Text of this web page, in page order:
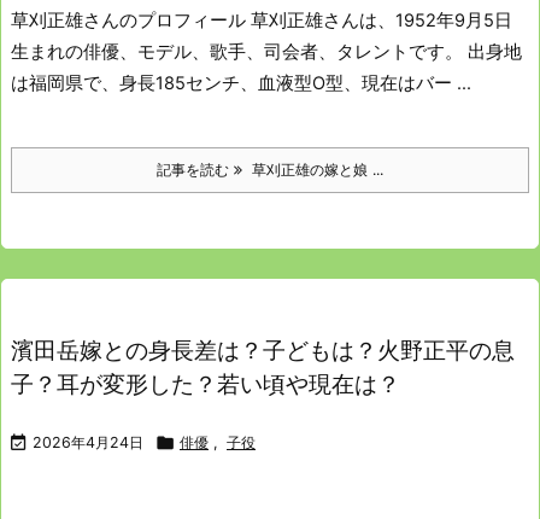
草刈正雄さんのプロフィール 草刈正雄さんは、1952年9月5日
生まれの俳優、モデル、歌手、司会者、タレントです。
出身地
は福岡県で、身長185センチ、血液型O型、現在はバー ...
記事を読む 草刈正雄の嫁と娘 ...
濱田岳嫁との身長差は？子どもは？火野正平の息
子？耳が変形した？若い頃や現在は？
 2026年4月24日  俳優 , 子役